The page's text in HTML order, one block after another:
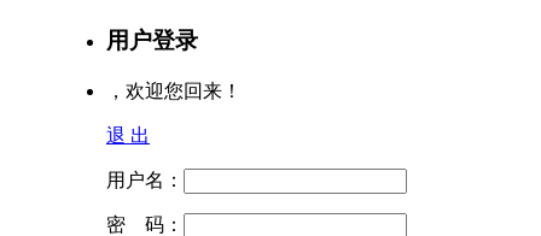
用户登录
，欢迎您回来！
退 出
用户名：
密 码：